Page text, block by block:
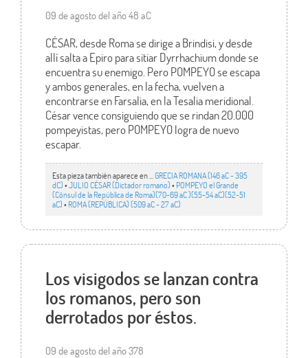
09 de agosto del año 48 aC
CÉSAR, desde Roma se dirige a Brindisi, y desde
allí salta a Epiro para sitiar Dyrrhachium donde se
encuentra su enemigo. Pero POMPEYO se escapa
y ambos generales, en la fecha, vuelven a
encontrarse en Farsalia, en la Tesalia meridional.
César vence consiguiendo que se rindan 20.000
pompeyistas, pero POMPEYO logra de nuevo
escapar.
Esta pieza también aparece en ... GRECIA ROMANA (146 aC - 395
dC)•JULIO CÉSAR (Dictador romano)• POMPEYO el Grande
(Cónsul de la República de Roma)(70-69 aC )(55-54 aC)(52-51
aC)• ROMA (REPÚBLICA) (509 aC - 27 aC)
Los visigodos se lanzan contra
los romanos, pero son
derrotados por éstos.
09 de agosto del año 378